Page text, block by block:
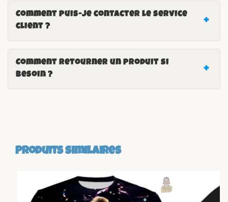
Comment puis-je contacter le service
client ?
Comment retourner un produit si
besoin ?
Produits similaires